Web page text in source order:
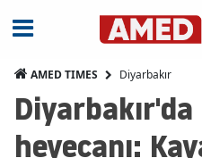
AMED TIMES Diyarbakır
heyecanı: